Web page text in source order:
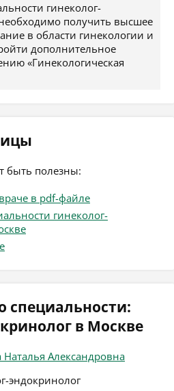
гинеколог-
получить высшее
в области гинекологии и
дополнительное
«Гинекологическая
быть полезны:
в pdf-файле
гинеколог-
специальности:
в Москве
Наталья Александровна
эндокринолог